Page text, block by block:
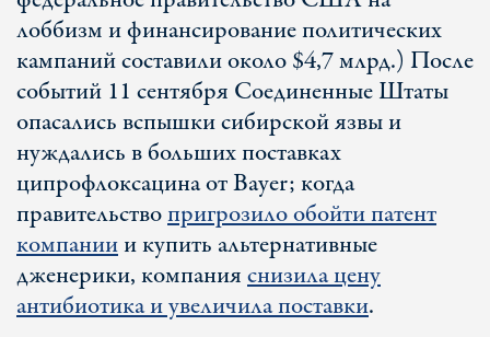
лоббизм и финансирование политических
кампаний составили около $4,7 млрд.) После
событий 11 сентября Соединенные Штаты
опасались вспышки сибирской язвы и
нуждались в больших поставках
ципрофлоксацина от Bayer; когда
правительствопригрозило обойти патент
компаниии купить альтернативные
дженерики, компанияснизила цену
антибиотика и увеличила поставки.